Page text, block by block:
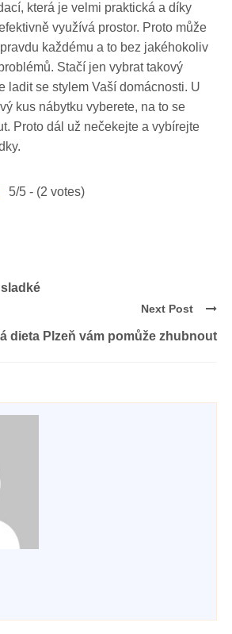
, která je velmi praktická a díky
využívá prostor. Proto může
každému a to bez jakéhokoliv
Stačí jen vybrat takový
ladit se stylem Vaší domácnosti. U
kus nábytku vyberete, na to se
Proto dál už nečekejte a vybírejte
5/5 - (2 votes)
Next Post
dieta Plzeň vám pomůže zhubnout